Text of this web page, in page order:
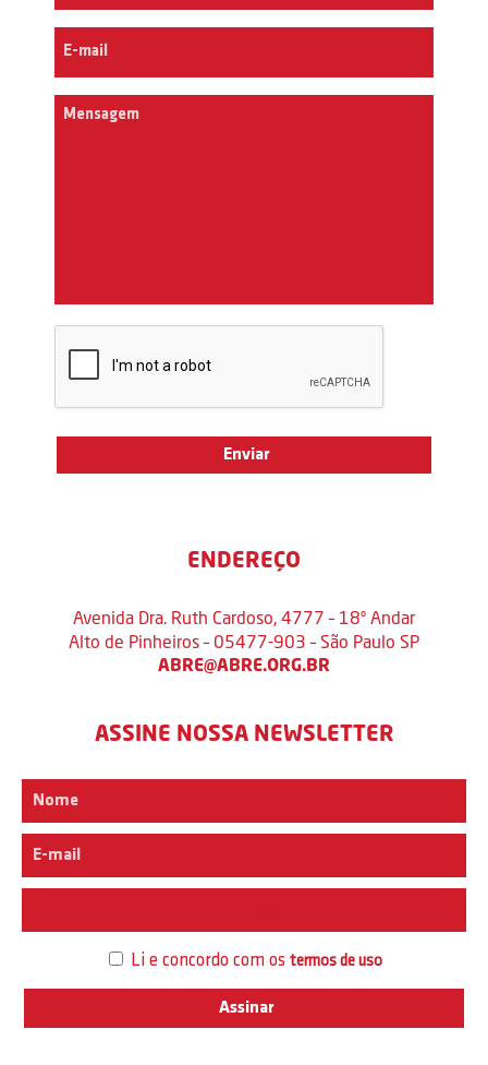
ENDEREÇO
Avenida Dra. Ruth Cardoso, 4777 – 18º Andar
Alto de Pinheiros – 05477-903 – São Paulo SP
ABRE@ABRE.ORG.BR
ASSINE NOSSA NEWSLETTER
Li e concordo com os termos de uso